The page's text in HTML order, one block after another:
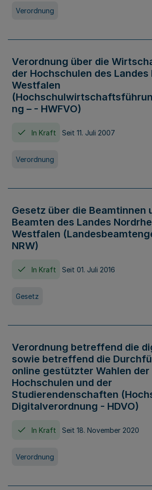
Verordnung
Verordnung über die
der Hochschulen des
Westfalen
ng – - HWFVO)
In Kraft Seit 11. Juli 2007
Verordnung
Gesetz über die Beamtinnen
Beamten des Landes
Westfalen
NRW)
In Kraft Seit 01. Juli 2016
Gesetz
Verordnung betreffend die
sowie betreffend die
online gestützter Wahlen der
Hochschulen und der
Studierendenschaften
Digitalverordnung - HDVO)
In Kraft Seit 18. November 2020
Verordnung